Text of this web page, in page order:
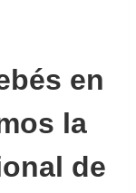
en
la
de